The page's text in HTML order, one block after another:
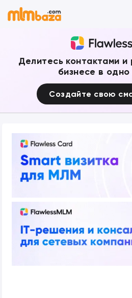
Делитесь контактами и
бизнесе в одно
Создайте свою